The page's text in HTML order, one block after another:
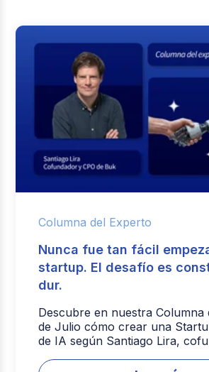
Columna del Experto
Nunca fue tan fácil
startup. El desafío es
dur.
Descubre en nuestra Columna
de Julio cómo crear una
de IA según Santiago Lira,